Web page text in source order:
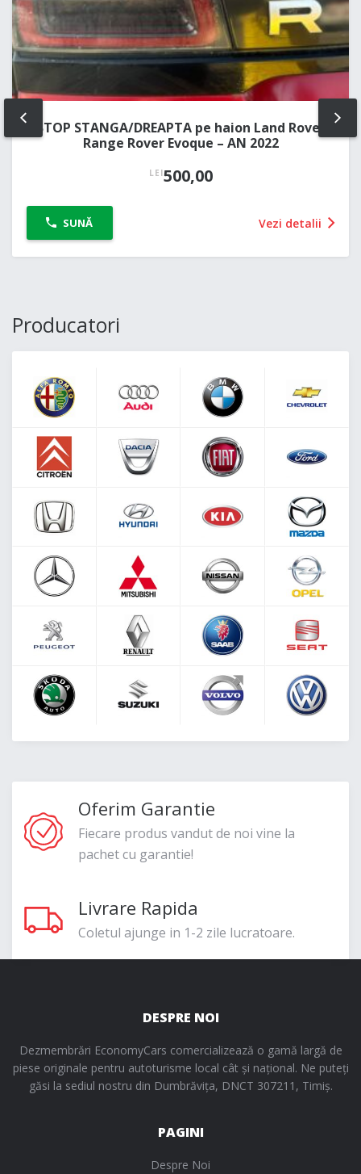
STOP STANGA/DREAPTA pe haion Land Rover
Range Rover Evoque – AN 2022
LEI500,00
SUNĂ Vezi detalii
PREV
Producatori
Oferim Garantie
Fiecare produs vandut de noi vine la
pachet cu garantie!
Livrare Rapida
Coletul ajunge in 1-2 zile lucratoare.
DESPRE NOI
Dezmembrări EconomyCars comercializează o gamă largă de
piese originale pentru autoturisme local cât și național. Ne puteți
găsi la sediul nostru din Dumbrăvița, DNCT 307211, Timiș.
PAGINI
Despre Noi